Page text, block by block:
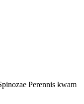
Perennis kwam